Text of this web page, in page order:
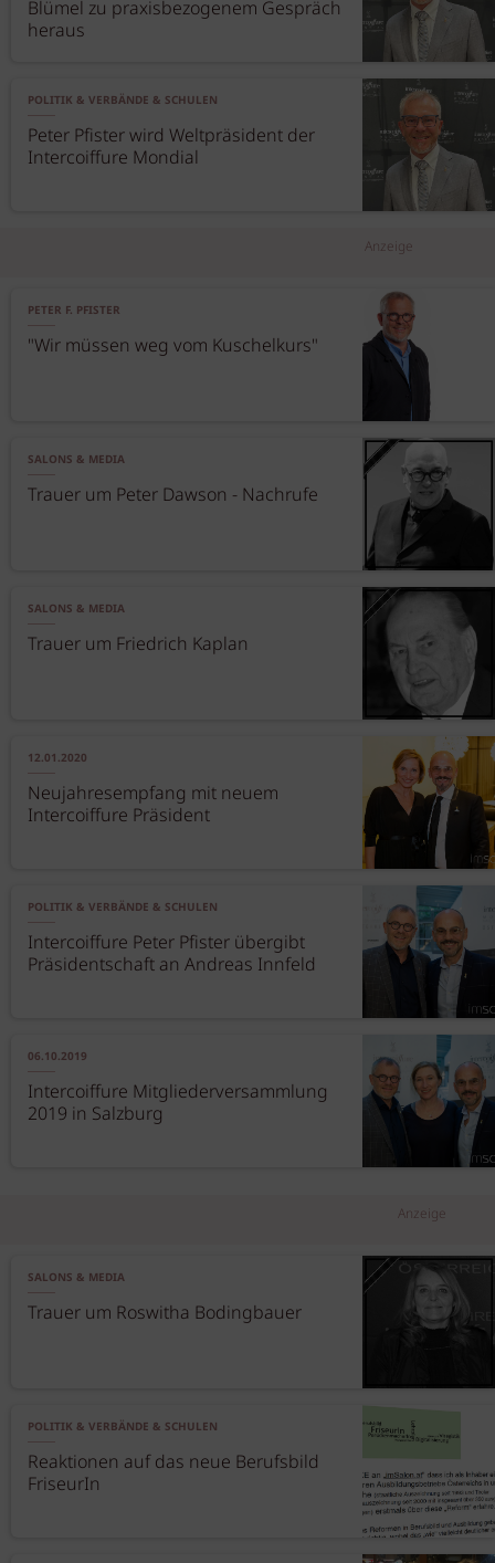
Blümel zu praxisbezogenem Gespräch
heraus
POLITIK & VERBÄNDE & SCHULEN
Peter Pfister wird Weltpräsident der
Intercoiffure Mondial
Anzeige
PETER F. PFISTER
"Wir müssen weg vom Kuschelkurs"
SALONS & MEDIA
Trauer um Peter Dawson - Nachrufe
SALONS & MEDIA
Trauer um Friedrich Kaplan
12.01.2020
Neujahresempfang mit neuem
Intercoiffure Präsident
POLITIK & VERBÄNDE & SCHULEN
Intercoiffure Peter Pfister übergibt
Präsidentschaft an Andreas Innfeld
06.10.2019
Intercoiffure Mitgliederversammlung
2019 in Salzburg
Anzeige
SALONS & MEDIA
Trauer um Roswitha Bodingbauer
POLITIK & VERBÄNDE & SCHULEN
Reaktionen auf das neue Berufsbild
FriseurIn